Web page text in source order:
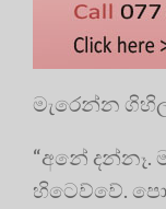
මැරෙන්න
“අනේ දන්නෑ.
හිටෙව්වේ.